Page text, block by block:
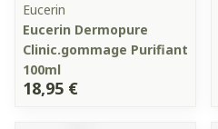
Eucerin
Eucerin Dermopure
Clinic.gommage Purifiant
100ml
18,95 €